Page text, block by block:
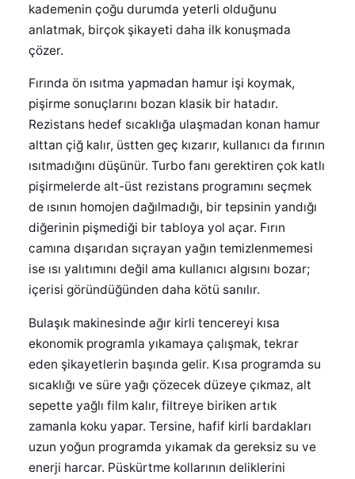
kademenin çoğu durumda yeterli olduğunu
anlatmak, birçok şikayeti daha ilk konuşmada
çözer.
Fırında ön ısıtma yapmadan hamur işi koymak,
pişirme sonuçlarını bozan klasik bir hatadır.
Rezistans hedef sıcaklığa ulaşmadan konan hamur
alttan çiğ kalır, üstten geç kızarır, kullanıcı da fırının
ısıtmadığını düşünür. Turbo fanı gerektiren çok katlı
pişirmelerde alt-üst rezistans programını seçmek
de ısının homojen dağılmadığı, bir tepsinin yandığı
diğerinin pişmediği bir tabloya yol açar. Fırın
camına dışarıdan sıçrayan yağın temizlenmemesi
ise ısı yalıtımını değil ama kullanıcı algısını bozar;
içerisi göründüğünden daha kötü sanılır.
Bulaşık makinesinde ağır kirli tencereyi kısa
ekonomik programla yıkamaya çalışmak, tekrar
eden şikayetlerin başında gelir. Kısa programda su
sıcaklığı ve süre yağı çözecek düzeye çıkmaz, alt
sepette yağlı film kalır, filtreye biriken artık
zamanla koku yapar. Tersine, hafif kirli bardakları
uzun yoğun programda yıkamak da gereksiz su ve
enerji harcar. Püskürtme kollarının deliklerini